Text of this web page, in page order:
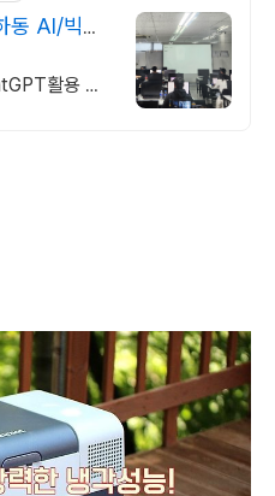
동 AI/빅데
활용 자